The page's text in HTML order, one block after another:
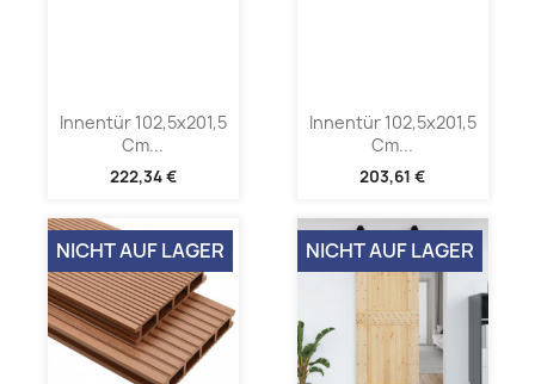
Innentür 102,5x201,5
Cm...
222,34 €
Innentür 102,5x201,5
Cm...
203,61 €
NICHT AUF LAGER NICHT AUF LAGER